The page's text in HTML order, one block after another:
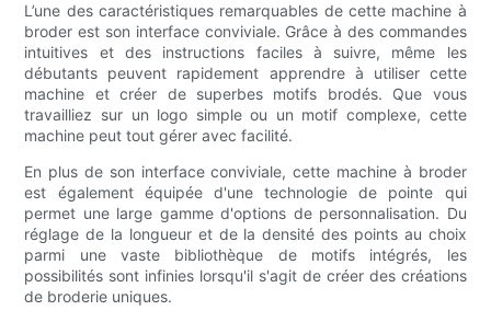
L’une des caractéristiques remarquables de cette machine à
broder est son interface conviviale. Grâce à des commandes
intuitives et des instructions faciles à suivre, même les
débutants peuvent rapidement apprendre à utiliser cette
machine et créer de superbes motifs brodés. Que vous
travailliez sur un logo simple ou un motif complexe, cette
machine peut tout gérer avec facilité.
En plus de son interface conviviale, cette machine à broder
est également équipée d'une technologie de pointe qui
permet une large gamme d'options de personnalisation. Du
réglage de la longueur et de la densité des points au choix
parmi une vaste bibliothèque de motifs intégrés, les
possibilités sont infinies lorsqu'il s'agit de créer des créations
de broderie uniques.